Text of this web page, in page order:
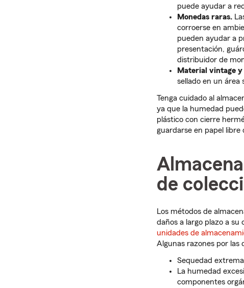
puede ayudar a
Monedas raras.
corroerse en
pueden ayudar a
presentación,
distribuidor de
Material vintage
sellado en un área
Tenga cuidado al
ya que la humedad
plástico con cierre
guardarse en papel libre
de
Los métodos de
daños a largo plazo a
unidades de
Algunas razones por las
Sequedad
La humedad
componentes